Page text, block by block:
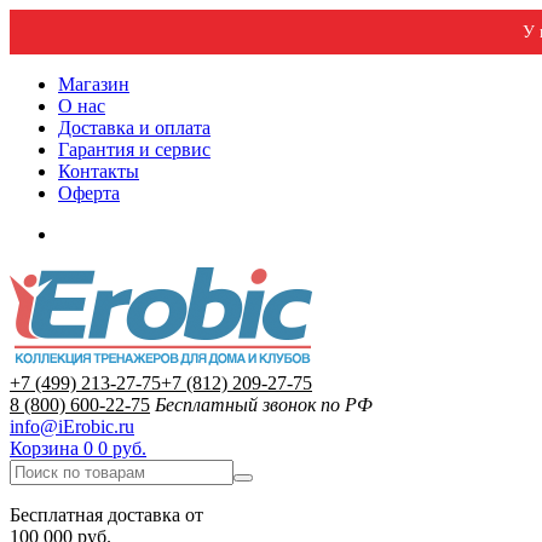
У
Магазин
О нас
Доставка и оплата
Гарантия и сервис
Контакты
Оферта
+7 (499) 213-27-75+7 (812) 209-27-75
8 (800) 600-22-75 Бесплатный звонок по РФ
info@iErobic.ru
Корзина 0 0 руб.
Бесплатная доставка от
100 000 руб.